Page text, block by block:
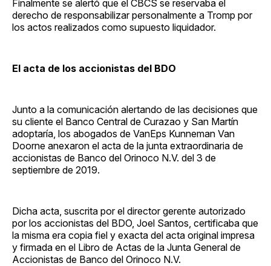
Finalmente se alertó que el CBCS se reservaba el
derecho de responsabilizar personalmente a Tromp por
los actos realizados como supuesto liquidador.
El acta de los accionistas del BDO
Junto a la comunicación alertando de las decisiones que
su cliente el Banco Central de Curazao y San Martín
adoptaría, los abogados de VanEps Kunneman Van
Doorne anexaron el acta de la junta extraordinaria de
accionistas de Banco del Orinoco N.V. del 3 de
septiembre de 2019.
Dicha acta, suscrita por el director gerente autorizado
por los accionistas del BDO, Joel Santos, certificaba que
la misma era copia fiel y exacta del acta original impresa
y firmada en el Libro de Actas de la Junta General de
Accionistas de Banco del Orinoco N.V.